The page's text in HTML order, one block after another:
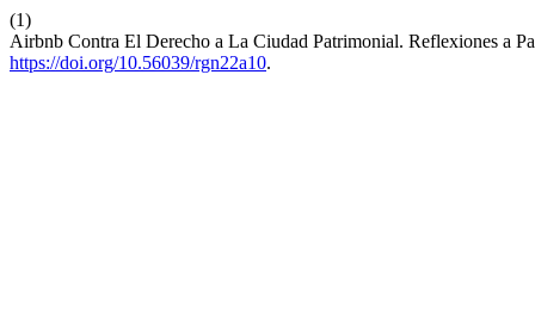
(1)
Airbnb Contra El Derecho a La Ciudad Patrimonial. Reflexiones a
https://doi.org/10.56039/rgn22a10.